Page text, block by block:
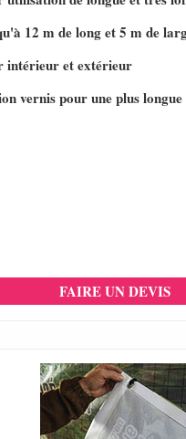
12 m de long et 5 m de
intérieur et extérieur
vernis pour une plus
FAIRE UN DEVIS